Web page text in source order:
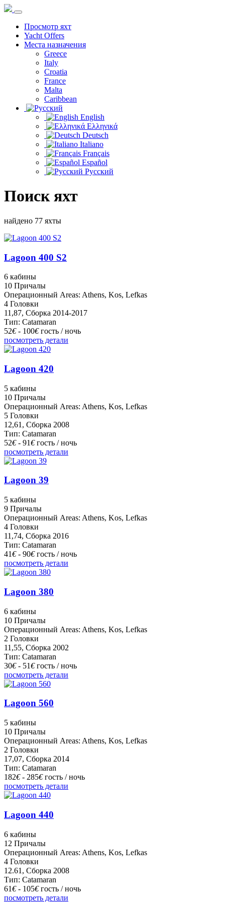
Просмотр яхт
Yacht Offers
Места назначения
Greece
Italy
Croatia
France
Malta
Caribbean
English
Ελληνικά
Deutsch
Italiano
Français
Español
Русский
Поиск яхт
найдено 77 яхты
Lagoon 400 S2
6 кабины
10 Причалы
Операционный Areas: Athens, Kos, Lefkas
4 Головки
11,87, Сборка 2014-2017
Тип: Catamaran
52€- 100€ гость / ночь
посмотреть детали
Lagoon 420
5 кабины
10 Причалы
Операционный Areas: Athens, Kos, Lefkas
5 Головки
12,61, Сборка 2008
Тип: Catamaran
52€- 91€ гость / ночь
посмотреть детали
Lagoon 39
5 кабины
9 Причалы
Операционный Areas: Athens, Kos, Lefkas
4 Головки
11,74, Сборка 2016
Тип: Catamaran
41€- 90€ гость / ночь
посмотреть детали
Lagoon 380
6 кабины
10 Причалы
Операционный Areas: Athens, Kos, Lefkas
2 Головки
11,55, Сборка 2002
Тип: Catamaran
30€- 51€ гость / ночь
посмотреть детали
Lagoon 560
5 кабины
10 Причалы
Операционный Areas: Athens, Kos, Lefkas
2 Головки
17,07, Сборка 2014
Тип: Catamaran
182€- 285€ гость / ночь
посмотреть детали
Lagoon 440
6 кабины
12 Причалы
Операционный Areas: Athens, Kos, Lefkas
4 Головки
12.61, Сборка 2008
Тип: Catamaran
61€- 105€ гость / ночь
посмотреть детали